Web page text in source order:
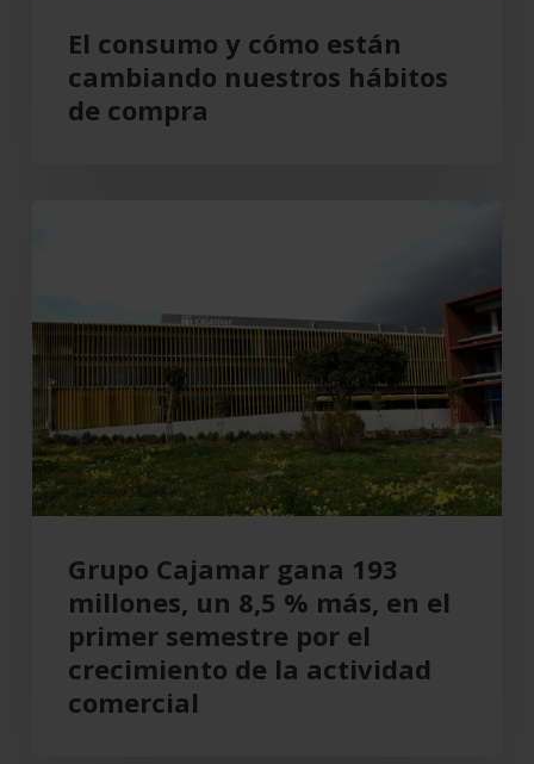
El consumo y cómo están
cambiando nuestros hábitos
de compra
193
millones,
un
8,5
%
más,
en
primer
semestre
crecimiento
Grupo Cajamar gana 193
millones, un 8,5 % más, en el
primer semestre por el
crecimiento de la actividad
comercial